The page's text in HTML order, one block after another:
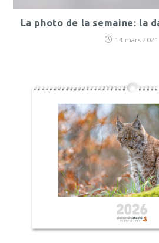
La photo de la semaine: la
14 mars 2021